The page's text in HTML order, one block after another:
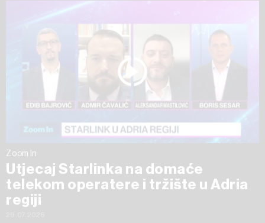
Zoom In
Utjecaj Starlinka na domaće
telekom operatere i tržište u Adria
regiji